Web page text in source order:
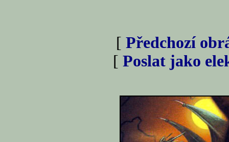
[ Předchozí
[ Poslat jako